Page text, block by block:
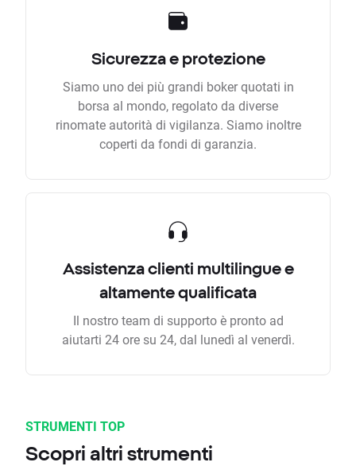
Sicurezza e protezione
Siamo uno dei più grandi boker quotati in
borsa al mondo, regolato da diverse
rinomate autorità di vigilanza. Siamo inoltre
coperti da fondi di garanzia.
Assistenza clienti multilingue e
altamente qualificata
Il nostro team di supporto è pronto ad
aiutarti 24 ore su 24, dal lunedì al venerdì.
STRUMENTI TOP
Scopri altri strumenti